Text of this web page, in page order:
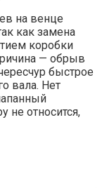
на венце
как замена
коробки
— обрыв
быстрое
вала. Нет
не относится,